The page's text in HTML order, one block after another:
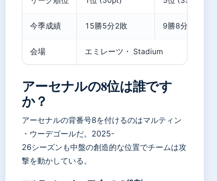
今季成績 15勝5分2敗 9勝8分5敗
会場 エミレーツ・ Stadium
アーセナルの8位は誰です
か？
アーセナルの背番号8を付けるのはマルティン
・ウーデゴールだ。2025-
26シーズンも中盤の創造的な位置でチームは攻
撃を動かしている。